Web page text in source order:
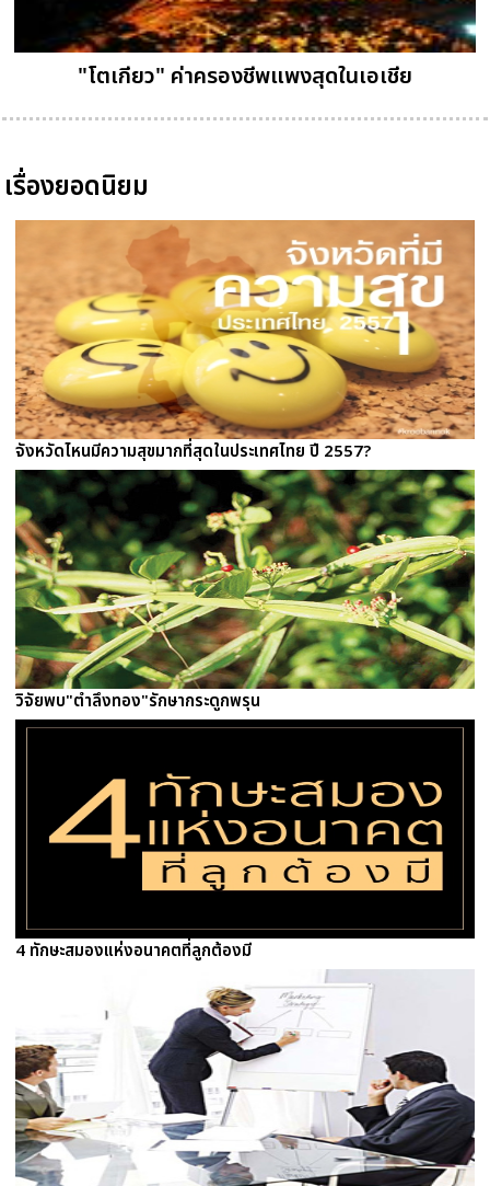
"โตเกียว" ค่าครองชีพแพงสุดในเอเชีย
เรื่องยอดนิยม
จังหวัดไหนมีความสุขมากที่สุดในประเทศไทย ปี 2557?
วิจัยพบ"ตำลึงทอง"รักษากระดูกพรุน
4 ทักษะสมองแห่งอนาคตที่ลูกต้องมี